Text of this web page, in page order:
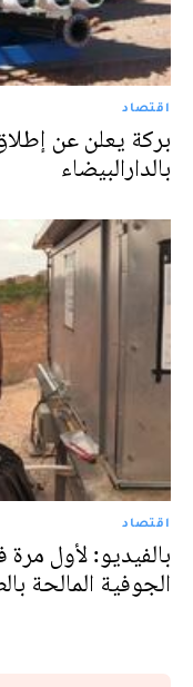
اقتصاد
بركة يعلن عن
بالدارالبيضاء
اقتصاد
بالفيديو: لأول مرة
الجوفية المالحة